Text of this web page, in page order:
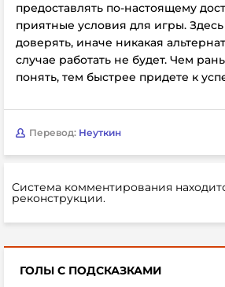
предоставлять по-настоящему
приятные условия для игры.
доверять, иначе никакая
случае работать не будет. Чем
понять, тем быстрее придете к
Перевод: Неуткин
Система комментирования
реконструкции.
ГОЛЫ С ПОДСКАЗКАМИ